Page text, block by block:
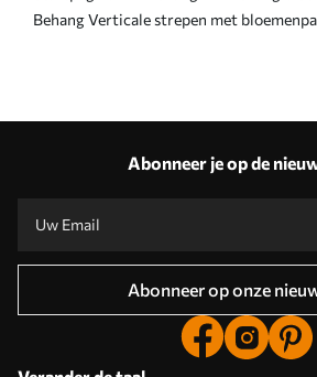
Behang Verticale strepen met
Abonneer je op de
Abonneer op onze